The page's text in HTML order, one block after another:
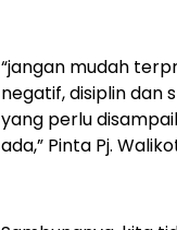
“jangan mudah
negatif, disiplin dan
yang perlu
ada,” Pinta Pj.